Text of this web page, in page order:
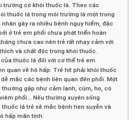
trường có khói thuốc lá. Theo các
thuốc lá trong môi trường là một trong
gây ra nhiều bệnh nguy hiểm, đặc
ở trẻ em phổi chưa phát triển hoàn
chưa cao nên trẻ rất nhạy cảm với
và chất độc trong khói thuốc.
thuốc lá đối với cơ thể trẻ em
quan về hô hấp: Trẻ hít phải khói thuốc
mắc các bệnh liên quan đến phổi. Một
gặp như cảm lạnh, cúm, ho, có
phổi… Nếu thường xuyên sống
thuốc lá trẻ sẽ mắc bệnh hen suyễn và
hấp mãn tính.